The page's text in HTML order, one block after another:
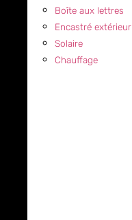
Boîte aux lettres
Encastré extérieur
Solaire
Chauffage